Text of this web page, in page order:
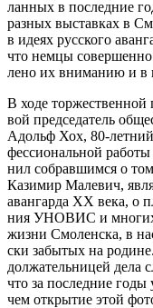
лан­ных в послед­ние
раз­ных выстав­ках в
в идеях рус­ского
что немцы
лено их вни­ма­нию и в
В ходе
вой пред­се­да­тель
Адольф Хох, 80-
фес­си­о­наль­ной
нил собрав­шимся о
Кази­мир Мале­вич,
аван­гарда XX века, о
ния УНО­ВИС и мно­гих
жизни Смо­лен­ска, в
ски забы­тых на
дол­жа­тель­ни­цей дела
что за послед­ние
чем откры­тие этой